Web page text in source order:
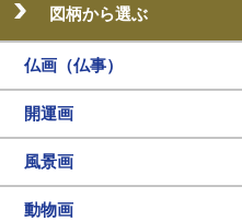
図柄から選ぶ
仏画（仏事）
開運画
風景画
動物画